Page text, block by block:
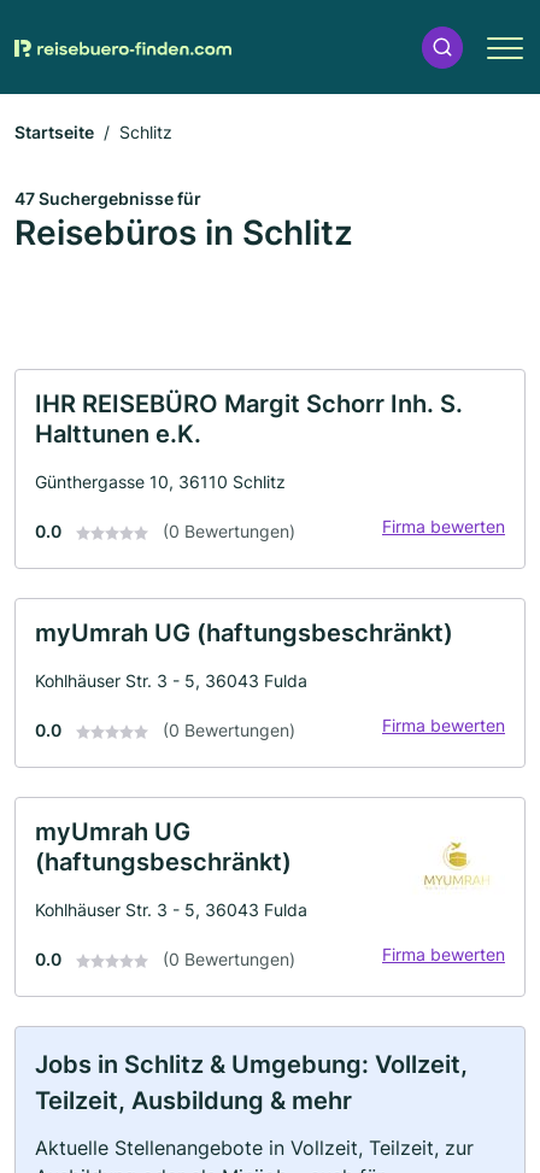
Startseite Schlitz
47 Suchergebnisse für
Reisebüros in Schlitz
IHR REISEBÜRO Margit Schorr Inh. S.
Halttunen e.K.
Günthergasse 10, 36110 Schlitz
0.0 (0 Bewertungen) Firma bewerten
myUmrah UG (haftungsbeschränkt)
Kohlhäuser Str. 3 - 5, 36043 Fulda
0.0 (0 Bewertungen) Firma bewerten
myUmrah UG
(haftungsbeschränkt)
Kohlhäuser Str. 3 - 5, 36043 Fulda
0.0 (0 Bewertungen) Firma bewerten
Jobs in Schlitz & Umgebung: Vollzeit,
Teilzeit, Ausbildung & mehr
Aktuelle Stellenangebote in Vollzeit, Teilzeit, zur